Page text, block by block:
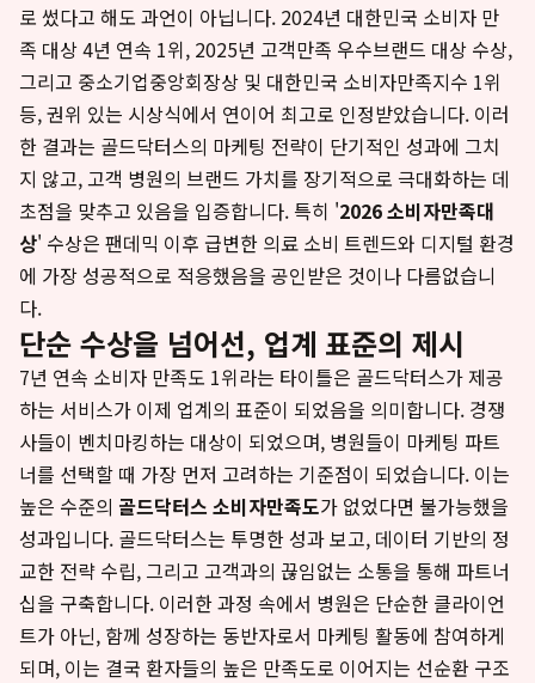
로 썼다고 해도 과언이 아닙니다. 2024년 대한민국 소비자 만
족 대상 4년 연속 1위, 2025년 고객만족 우수브랜드 대상 수상,
그리고 중소기업중앙회장상 및 대한민국 소비자만족지수 1위
등, 권위 있는 시상식에서 연이어 최고로 인정받았습니다. 이러
한 결과는 골드닥터스의 마케팅 전략이 단기적인 성과에 그치
지 않고, 고객 병원의 브랜드 가치를 장기적으로 극대화하는 데
초점을 맞추고 있음을 입증합니다. 특히 '2026 소비자만족대
상' 수상은 팬데믹 이후 급변한 의료 소비 트렌드와 디지털 환경
에 가장 성공적으로 적응했음을 공인받은 것이나 다름없습니
다.
단순 수상을 넘어선, 업계 표준의 제시
7년 연속 소비자 만족도 1위라는 타이틀은 골드닥터스가 제공
하는 서비스가 이제 업계의 표준이 되었음을 의미합니다. 경쟁
사들이 벤치마킹하는 대상이 되었으며, 병원들이 마케팅 파트
너를 선택할 때 가장 먼저 고려하는 기준점이 되었습니다. 이는
높은 수준의 골드닥터스 소비자만족도가 없었다면 불가능했을
성과입니다. 골드닥터스는 투명한 성과 보고, 데이터 기반의 정
교한 전략 수립, 그리고 고객과의 끊임없는 소통을 통해 파트너
십을 구축합니다. 이러한 과정 속에서 병원은 단순한 클라이언
트가 아닌, 함께 성장하는 동반자로서 마케팅 활동에 참여하게
되며, 이는 결국 환자들의 높은 만족도로 이어지는 선순환 구조